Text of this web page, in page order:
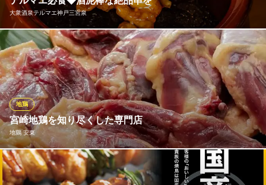
個室 焼き鳥 旬の海鮮
阪急神戸本線神戸三宮駅 徒歩1分
兵庫県神戸市中央区北長狭通1-8-1 三宮コスモビル8F
大衆酒泉テルマエ神戸三宮泉
テルマエの看板名物！やみつきになるおいしさをリーズナブルな
価格で。ビールと合わせても300円以内ととにかく安い！！
大衆酒泉テルマエ神戸三宮泉
本格和食居酒屋
神戸市営地下鉄西神・山手線三宮駅 徒歩1分
兵庫県神戸市中央区北長狭通1-2-2 キャラバンビル7F
宮崎地鶏を知り尽くした専門店
地鶏 安東
地鶏
鶏好きの食通が通う専門店。20年以上、宮崎地鶏を調理してきた
店主が、長年のつながりを大切にして現地直送で仕入れます。一